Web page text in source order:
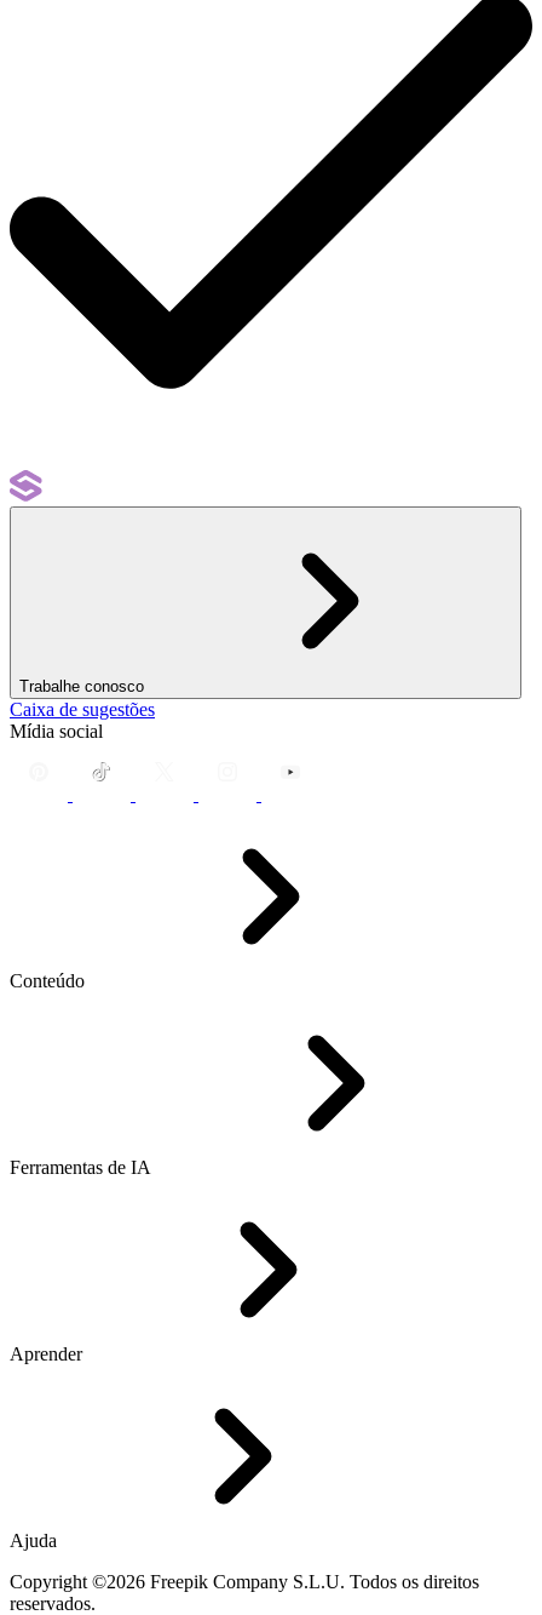
Trabalhe conosco
Caixa de sugestões
Mídia social
Conteúdo
Ferramentas de IA
Aprender
Ajuda
Copyright ©2026 Freepik Company S.L.U. Todos os direitos
reservados.